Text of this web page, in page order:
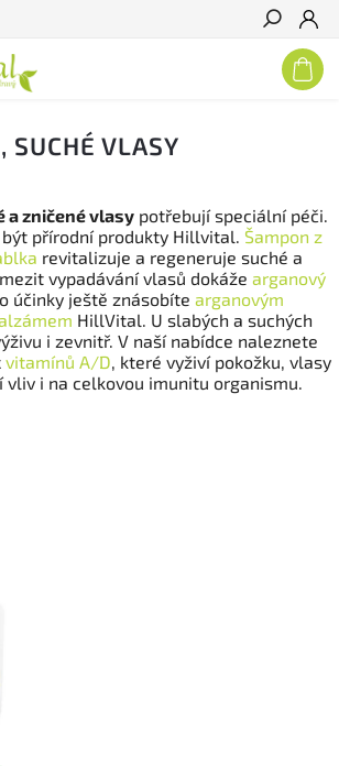
Hledat
SUCHÉ VLASY
a zničené vlasypotřebují speciální péči.
být přírodní produkty Hillvital. Šampon z
revitalizuje a regeneruje suché a
vypadávání vlasů dokáže arganový
účinky ještě znásobíte arganovým
HillVital. U slabých a suchých
i zevnitř. V naší nabídce naleznete
vitamínů A/D, které vyživí pokožku, vlasy
vliv i na celkovou imunitu organismu.